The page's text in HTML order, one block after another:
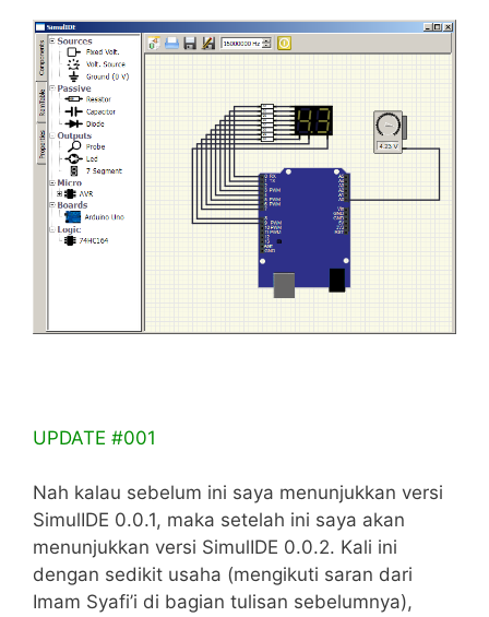
UPDATE #001
Nah kalau sebelum ini saya menunjukkan versi
SimulIDE 0.0.1, maka setelah ini saya akan
menunjukkan versi SimulIDE 0.0.2. Kali ini
dengan sedikit usaha (mengikuti saran dari
Imam Syafi’i di bagian tulisan sebelumnya),